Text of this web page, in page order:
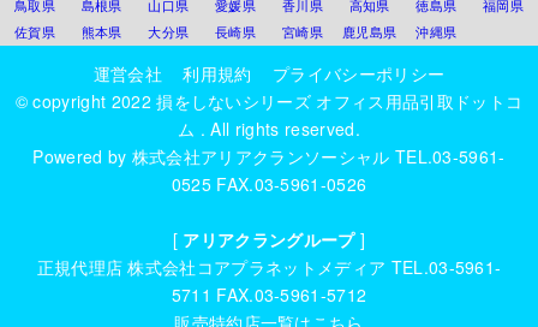
鳥取県
島根県 山口県 愛媛県 香川県 高知県 徳島県
福岡県
佐賀県
熊本県 大分県 長崎県 宮崎県 鹿児島県 沖縄県
運営会社 利用規約
プライバシーポリシー
© copyright 2022損をしないシリーズ オフィス用品引取ドットコ
ム . All rights reserved.
Powered by 株式会社アリアクランソーシャル TEL.03-5961-
0525 FAX.03-5961-0526
[ アリアクラングループ]
正規代理店株式会社コアプラネットメディア TEL.03-5961-
5711 FAX.03-5961-5712
販売特約店一覧はこちら